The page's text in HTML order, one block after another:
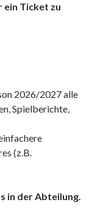
ein Ticket zu
2026/2027 alle
Spielberichte,
(z.B.
in der Abteilung.